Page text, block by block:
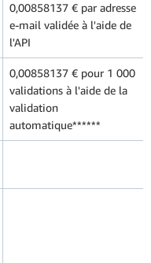
0,00858137 € par adresse
e-mail validée à l'aide de
l'API
0,00858137 € pour 1 000
validations à l'aide de la
validation
automatique******